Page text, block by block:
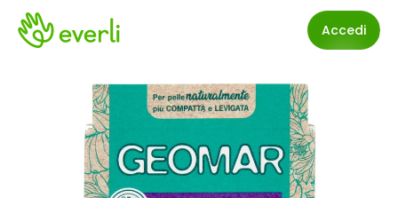
Accedi